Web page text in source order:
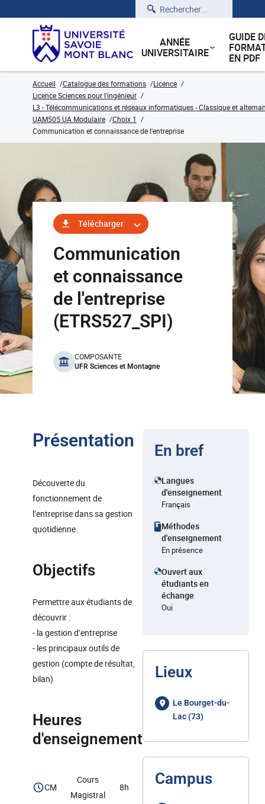
Rechercher
ANNÉE
UNIVERSITAIRE
GUIDE
EN PDF
Accueil Catalogue des formations
Licence
Licence Sciences pour l'ingénieur
L3 - Télécommunications et réseaux informatiques - Classique et
UAM505 UA Modulaire
Choix 1
Communication et connaissance de l'entreprise
Télécharger
Communication
et connaissance
de l'entreprise
(ETRS527_SPI)
benefits
COMPOSANTE
UFR Sciences et Montagne
Présentation
Découverte du
fonctionnement de
l’entreprise dans sa gestion
quotidienne.
Objectifs
Permettre aux étudiants de
découvrir :
- la gestion d’entreprise
- les principaux outils de
gestion (compte de résultat,
bilan)
Heures
d'enseignement
CM
Cours
Magistral
8h
En bref
Langues
d'enseignement
Français
Méthodes
d'enseignement
En présence
Ouvert aux
étudiants en
échange
Oui
Lieux
Le Bourget-du-
Lac (73)
Campus